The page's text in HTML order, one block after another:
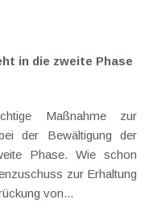
in die zweite Phase
Maßnahme zur
der Bewältigung der
Phase. Wie schon
zur Erhaltung
von...